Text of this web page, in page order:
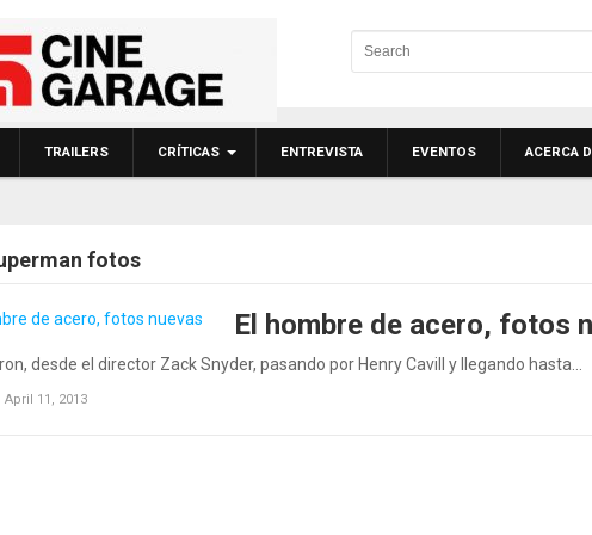
TRAILERS CRÍTICAS ENTREVISTA EVENTOS ACERCA
fotos
El hombre de acero, fotos
desde el director Zack Snyder, pasando por Henry Cavill y llegando hasta…
April 11, 2013